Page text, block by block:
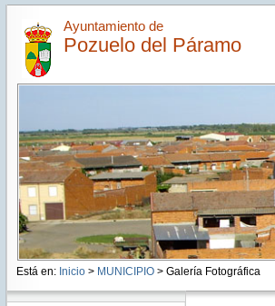
Ayuntamiento de
Pozuelo del Páramo
Está en: Inicio > MUNICIPIO> Galería Fotográfica